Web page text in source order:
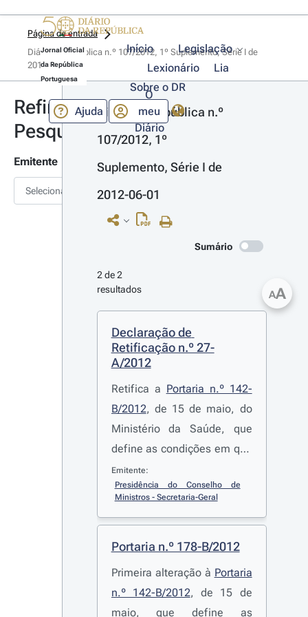
Jornal Oficial
da República
Portuguesa
Início
Legislação
Lexionário
Lia
Sobre o DR
Ajuda
O
meu
Diário
Página de entrada
Diário da República n.º 107/2012, 1º Suplemento, Série I de
2012-06-01
Refinar
Pesquisa
Emitente
Selecionar
Diário da República n.º
107/2012, 1º
Suplemento, Série I de
2012-06-01
Sumário
2 de 2
resultados
Declaração de
Retificação n.º 27-
A/2012
Retifica a Portaria n.º 142-
B/2012, de 15 de maio, do
Ministério da Saúde, que
define as condições em que
o Serviço Nacional de Saúde
(SNS) assegura os encargos
urgente de doentes que seja
instrumental à realização
das prestações de saúde,
publicada no Diário da
República, 1.ª série, n.º 94,
Emitente:
Presidência do Conselho de
Ministros - Secretaria-Geral
Portaria n.º 178-B/2012
Primeira alteração à Portaria
n.º 142-B/2012, de 15 de
maio, que define as
AA